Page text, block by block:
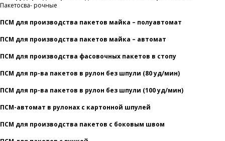
Пакетосва- рочные
ПСМ для производства пакетов майка – полуавтомат
ПСМ для производства пакетов майка – автомат
ПСМ для производства фасовочных пакетов в стопу
ПСМ для пр-ва пакетов в рулон без шпули (80 уд/мин)
ПСМ для пр-ва пакетов в рулон без шпули (100 уд/мин)
ПСМ-автомат в рулонах с картонной шпулей
ПСМ для производства пакетов с боковым швом